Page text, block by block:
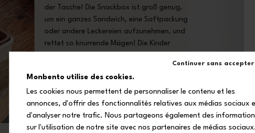
Continuer sans accepter
Monbento utilise des cookies.
Les cookies nous permettent de personnaliser le contenu et les
annonces, d'offrir des fonctionnalités relatives aux médias sociaux
d'analyser notre trafic. Nous partageons également des
sur l'utilisation de notre site avec nos partenaires de médias
der Tasche! Die Snackbox ist groß genug,
um ein ganzes Sandwich, eine Saftpackung
oder andere Leckereien aufzunehmen, und
rettet so knurrende Mägen! Die Kinder